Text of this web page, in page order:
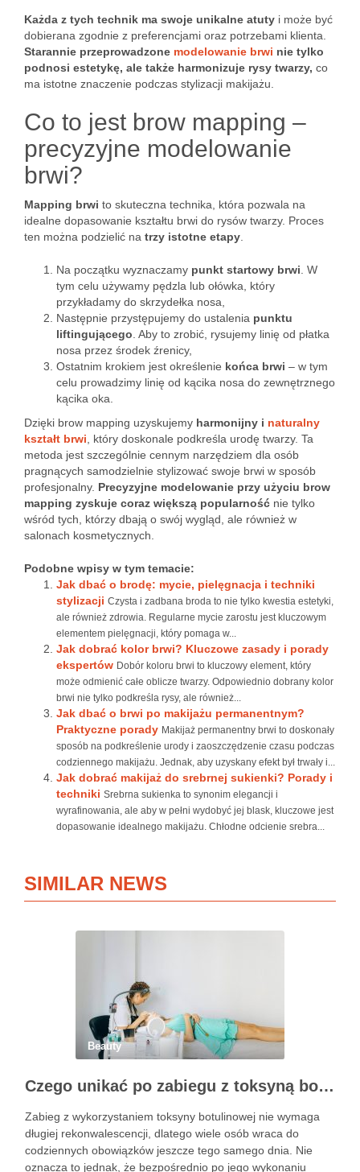
Każda z tych technik ma swoje unikalne atuty i może być
dobierana zgodnie z preferencjami oraz potrzebami klienta.
Starannie przeprowadzone modelowanie brwi nie tylko
podnosi estetykę, ale także harmonizuje rysy twarzy, co
ma istotne znaczenie podczas stylizacji makijażu.
Co to jest brow mapping –
precyzyjne modelowanie
brwi?
Mapping brwi to skuteczna technika, która pozwala na
idealne dopasowanie kształtu brwi do rysów twarzy. Proces
ten można podzielić na trzy istotne etapy
Na początku wyznaczamy punkt startowy brwi . W
tym celu używamy pędzla lub ołówka, który
przykładamy do skrzydełka nosa,
Następnie przystępujemy do ustalenia punktu
liftingującego . Aby to zrobić, rysujemy linię od płatka
nosa przez środek źrenicy,
Ostatnim krokiem jest określenie końca brwi – w tym
celu prowadzimy linię od kącika nosa do zewnętrznego
kącika oka.
Dzięki brow mapping uzyskujemy harmonijny i naturalny
kształt brwi , który doskonale podkreśla urodę twarzy. Ta
metoda jest szczególnie cennym narzędziem dla osób
pragnących samodzielnie stylizować swoje brwi w sposób
profesjonalny. Precyzyjne modelowanie przy użyciu brow
mapping zyskuje coraz większą popularność nie tylko
wśród tych, którzy dbają o swój wygląd, ale również w
salonach kosmetycznych.
Podobne wpisy w tym temacie:
Jak dbać o brodę: mycie, pielęgnacja i techniki
stylizacji Czysta i zadbana broda to nie tylko kwestia estetyki,
ale również zdrowia. Regularne mycie zarostu jest kluczowym
elementem pielęgnacji, który pomaga w...
Jak dobrać kolor brwi? Kluczowe zasady i porady
ekspertów Dobór koloru brwi to kluczowy element, który
może odmienić całe oblicze twarzy. Odpowiednio dobrany kolor
brwi nie tylko podkreśla rysy, ale również...
Jak dbać o brwi po makijażu permanentnym?
Praktyczne porady Makijaż permanentny brwi to doskonały
sposób na podkreślenie urody i zaoszczędzenie czasu podczas
codziennego makijażu. Jednak, aby uzyskany efekt był trwały i...
Jak dobrać makijaż do srebrnej sukienki? Porady i
techniki Srebrna sukienka to synonim elegancji i
wyrafinowania, ale aby w pełni wydobyć jej blask, kluczowe jest
dopasowanie idealnego makijażu. Chłodne odcienie srebra...
SIMILAR NEWS
Beauty
Czego unikać po zabiegu z toksyną botulinową?
Zabieg z wykorzystaniem toksyny botulinowej nie wymaga
długiej rekonwalescencji, dlatego wiele osób wraca do
codziennych obowiązków jeszcze tego samego dnia. Nie
oznacza to jednak, że bezpośrednio po jego wykonaniu